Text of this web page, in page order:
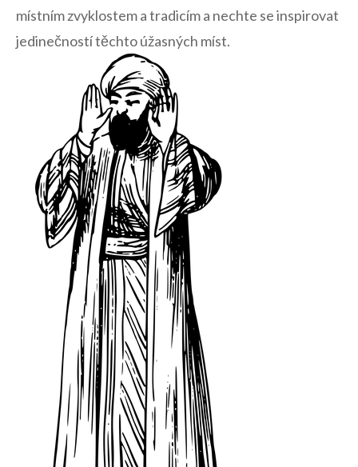
místním zvyklostem a tradicím a ‌nechte se inspirovat
jedinečností těchto úžasných míst.